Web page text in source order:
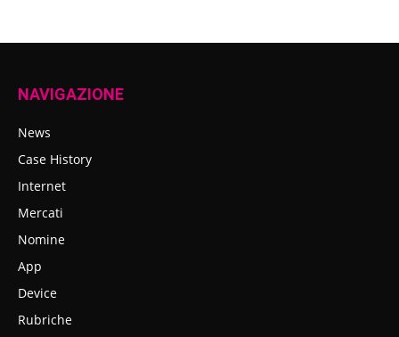
NAVIGAZIONE
News
Case History
Internet
Mercati
Nomine
App
Device
Rubriche